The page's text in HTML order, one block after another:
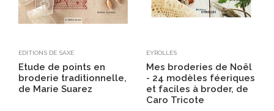
EDITIONS DE SAXE
Etude de points en
broderie traditionnelle,
de Marie Suarez
EYROLLES
Mes broderies de Noël
- 24 modèles féeriques
et faciles à broder, de
Caro Tricote